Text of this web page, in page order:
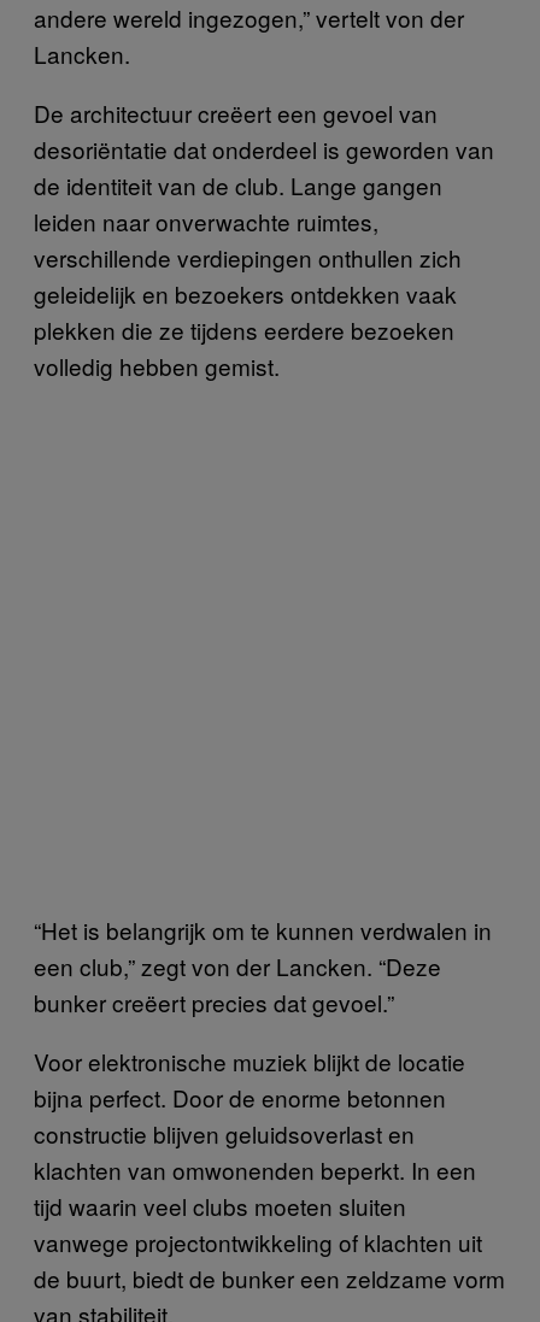
andere wereld ingezogen,” vertelt von der
Lancken.
De architectuur creëert een gevoel van
desoriëntatie dat onderdeel is geworden van
de identiteit van de club. Lange gangen
leiden naar onverwachte ruimtes,
verschillende verdiepingen onthullen zich
geleidelijk en bezoekers ontdekken vaak
plekken die ze tijdens eerdere bezoeken
volledig hebben gemist.
“Het is belangrijk om te kunnen verdwalen in
een club,” zegt von der Lancken. “Deze
bunker creëert precies dat gevoel.”
Voor elektronische muziek blijkt de locatie
bijna perfect. Door de enorme betonnen
constructie blijven geluidsoverlast en
klachten van omwonenden beperkt. In een
tijd waarin veel clubs moeten sluiten
vanwege projectontwikkeling of klachten uit
de buurt, biedt de bunker een zeldzame vorm
van stabiliteit.